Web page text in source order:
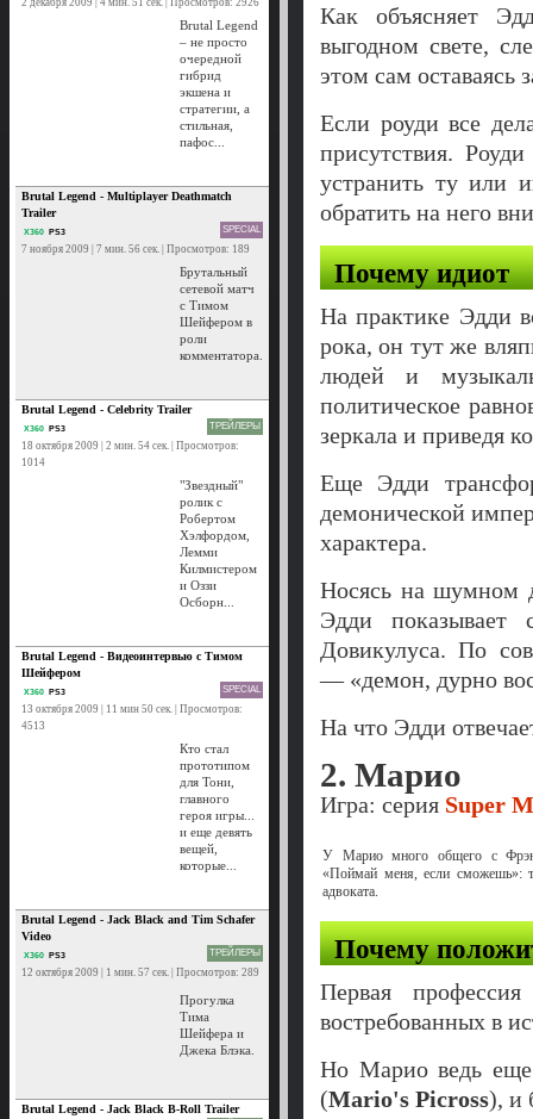
2 декабря 2009 | 4 мин. 51 сек. | Просмотров: 2926
Brutal Legend
– не просто
очередной
гибрид
экшена и
стратегии, а
стильная,
пафос...
Brutal Legend - Multiplayer Deathmatch
Trailer
X360 PS3 SPECIAL
7 ноября 2009 | 7 мин. 56 сек. | Просмотров: 189
Брутальный
сетевой матч
с Тимом
Шейфером в
роли
комментатора.
Brutal Legend - Celebrity Trailer
X360 PS3 ТРЕЙЛЕРЫ
18 октября 2009 | 2 мин. 54 сек. | Просмотров:
1014
"Звездный"
ролик с
Робертом
Хэлфордом,
Лемми
Килмистером
и Оззи
Осборн...
Brutal Legend - Видеоинтервью с Тимом
Шейфером
X360 PS3 SPECIAL
13 октября 2009 | 11 мин 50 сек. | Просмотров:
4513
Кто стал
прототипом
для Тони,
главного
героя игры...
и еще девять
вещей,
которые...
Brutal Legend - Jack Black and Tim Schafer
Video
X360 PS3 ТРЕЙЛЕРЫ
12 октября 2009 | 1 мин. 57 сек. | Просмотров: 289
Прогулка
Тима
Шейфера и
Джека Блэка.
Brutal Legend - Jack Black B-Roll Trailer
Как объясняет
выгодном свете,
этом сам оставаясь
Если роуди все
присутствия.
устранить ту или
обратить на него
Почему идиот
На практике Эдди
рока, он тут же
людей и
политическое
зеркала и приведя
Еще Эдди
демонической
характера.
Носясь на шумном
Эдди показывает
Довикулуса. По
— «демон, дурно
На что Эдди
2. Марио
Игра: серия Super
У Марио много общего с
«Поймай меня, если сможешь»:
адвоката.
Почему
Первая
востребованных в
Но Марио ведь еще
(Mario's Picross), и